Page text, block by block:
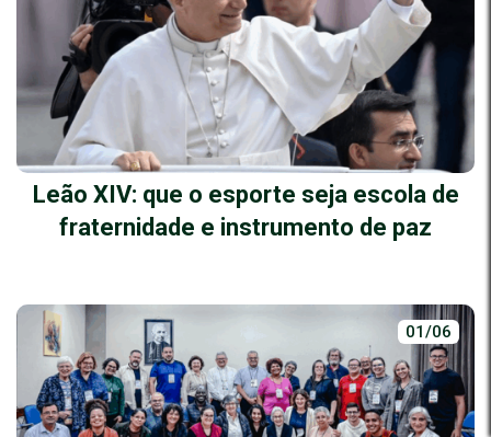
Leão XIV: que o esporte seja escola de
fraternidade e instrumento de paz
01/06